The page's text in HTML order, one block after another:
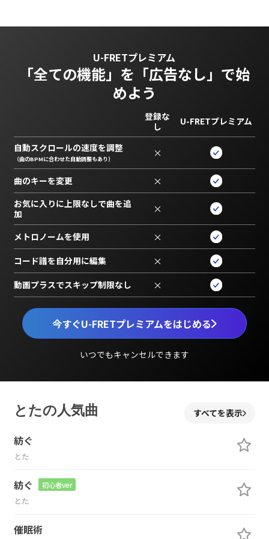
U-FRETプレミアム
「全ての機能」を 「広告なし」で始
めよう
今すぐU-FRETプレミアムをはじめる
いつでもキャンセルできます
登録な
し
U-FRETプレミアム
自動スクロールの速度を調整
（曲のBPMに合わせた自動調整もあり） ×
曲のキーを変更 ×
お気に入りに上限なしで曲を追
加
×
メトロノームを使用 ×
コード譜を自分用に編集 ×
動画プラスでスキップ制限なし ×
とたの人気曲 すべてを表示
紡ぐ
とた
紡ぐ 初心者ver
とた
催眠術